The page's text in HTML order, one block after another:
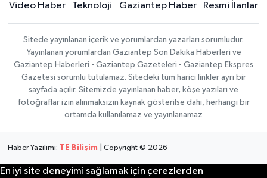
Video Haber
Teknoloji Gaziantep Haber Resmi İlanlar
Sitede yayınlanan içerik ve yorumlardan yazarları sorumludur.
Yayınlanan yorumlardan Gaziantep Son Dakika Haberleri ve
Gaziantep Haberleri - Gaziantep Gazeteleri - Gaziantep Ekspres
Gazetesi sorumlu tutulamaz. Sitedeki tüm harici linkler ayrı bir
sayfada açılır. Sitemizde yayınlanan haber, köşe yazıları ve
fotoğraflar izin alınmaksızın kaynak gösterilse dahi, herhangi bir
ortamda kullanılamaz ve yayınlanamaz
Haber Yazılımı: TE Bilişim | Copyright © 2026
En iyi site deneyimi sağlamak için çerezlerden